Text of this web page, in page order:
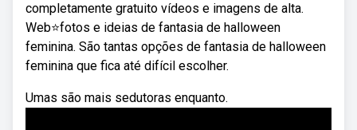
completamente gratuito vídeos e imagens de alta.
Web⭐fotos e ideias de fantasia de halloween
feminina. São tantas opções de fantasia de halloween
feminina que fica até difícil escolher.
Umas são mais sedutoras enquanto.